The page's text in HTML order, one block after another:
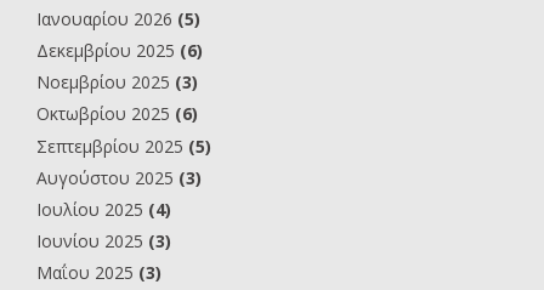
Ιανουαρίου 2026 (5)
Δεκεμβρίου 2025 (6)
Νοεμβρίου 2025 (3)
Οκτωβρίου 2025 (6)
Σεπτεμβρίου 2025 (5)
Αυγούστου 2025 (3)
Ιουλίου 2025 (4)
Ιουνίου 2025 (3)
Μαΐου 2025 (3)